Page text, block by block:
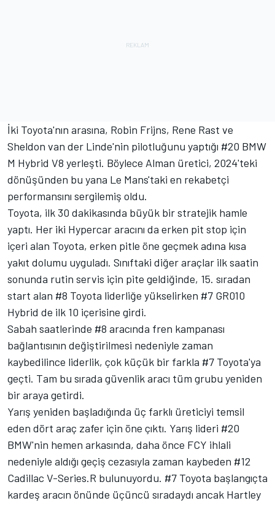
İki Toyota'nın arasına, Robin Frijns, Rene Rast ve
Sheldon van der Linde'nin pilotluğunu yaptığı #20 BMW
M Hybrid V8 yerleşti. Böylece Alman üretici, 2024'teki
dönüşünden bu yana Le Mans'taki en rekabetçi
performansını sergilemiş oldu.
Toyota, ilk 30 dakikasında büyük bir stratejik hamle
yaptı. Her iki Hypercar aracını da erken pit stop için
içeri alan Toyota, erken pitle öne geçmek adına kısa
yakıt dolumu uyguladı. Sınıftaki diğer araçlar ilk saatin
sonunda rutin servis için pite geldiğinde, 15. sıradan
start alan #8 Toyota liderliğe yükselirken #7 GR010
Hybrid de ilk 10 içerisine girdi.
Sabah saatlerinde #8 aracında fren kampanası
bağlantısının değiştirilmesi nedeniyle zaman
kaybedilince liderlik, çok küçük bir farkla #7 Toyota'ya
geçti. Tam bu sırada güvenlik aracı tüm grubu yeniden
bir araya getirdi.
Yarış yeniden başladığında üç farklı üreticiyi temsil
eden dört araç zafer için öne çıktı. Yarış lideri #20
BMW'nin hemen arkasında, daha önce FCY ihlali
nedeniyle aldığı geçiş cezasıyla zaman kaybeden #12
Cadillac V-Series.R bulunuyordu. #7 Toyota başlangıçta
kardeş aracın önünde üçüncü sıradaydı ancak Hartley